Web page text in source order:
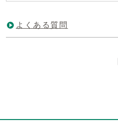
よくある質問